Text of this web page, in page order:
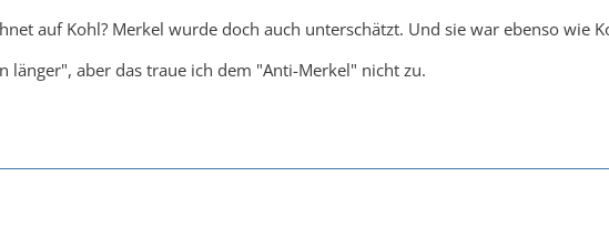
auf Kohl? Merkel wurde doch auch unterschätzt. Und sie war ebenso wie
länger", aber das traue ich dem "Anti-Merkel" nicht zu.